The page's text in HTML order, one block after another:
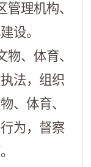
理机构、
设。
、体育、
法，组织
、体育、
为，督察